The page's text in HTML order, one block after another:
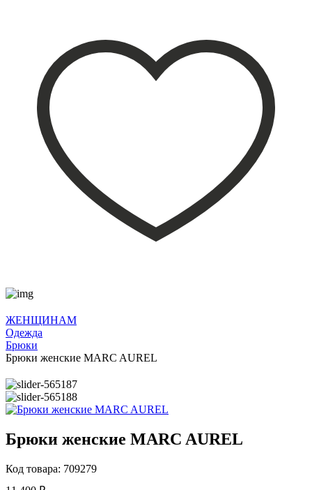
ЖЕНЩИНАМ
Одежда
Брюки
Брюки женские MARC AUREL
Брюки женские MARC AUREL
Код товара: 709279